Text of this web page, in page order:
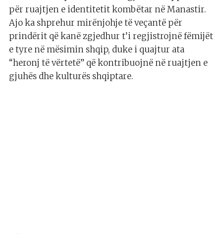
për ruajtjen e identitetit kombëtar në Manastir.
Ajo ka shprehur mirënjohje të veçantë për
prindërit që kanë zgjedhur t’i regjistrojnë fëmijët
e tyre në mësimin shqip, duke i quajtur ata
“heronj të vërtetë” që kontribuojnë në ruajtjen e
gjuhës dhe kulturës shqiptare.